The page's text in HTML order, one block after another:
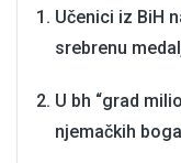
Učenici iz BiH
srebrenu
U bh “grad
njemačkih